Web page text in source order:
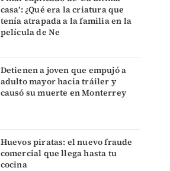
casa’: ¿Qué era la criatura que
tenía atrapada a la familia en la
película de Ne
Detienen a joven que empujó a
adulto mayor hacia tráiler y
causó su muerte en Monterrey
Huevos piratas: el nuevo fraude
comercial que llega hasta tu
cocina